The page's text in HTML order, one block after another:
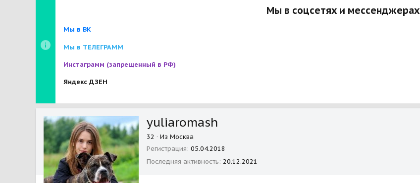
Мы в соцсетях и мессенджерах
Мы в ВК
Мы в ТЕЛЕГРАММ
Инстаграмм (запрещенный в РФ)
Яндекс ДЗЕН
yuliaromash
32 · Из Москва
Регистрация 05.04.2018
Последняя активность 20.12.2021